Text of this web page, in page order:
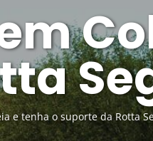
e tenha o suporte da Rotta